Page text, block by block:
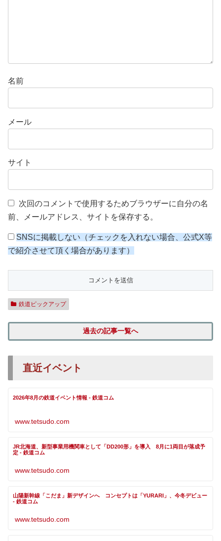
名前
メール
サイト
次回のコメントで使用するためブラウザーに自分の名
前、メールアドレス、サイトを保存する。
SNSに掲載しない（チェックを入れない場合、公式X等
で紹介させて頂く場合があります）
鉄道ピックアップ
過去の記事一覧へ
直近イベント
2026年8月の鉄道イベント情報 - 鉄道コム
www.tetsudo.com
JR北海道、新型事業用機関車として「DD200形」を導入 8月に1両目が落成予
定 - 鉄道コム
www.tetsudo.com
山陽新幹線「こだま」新デザインへ コンセプトは「YURARI」、今冬デビュー
- 鉄道コム
www.tetsudo.com